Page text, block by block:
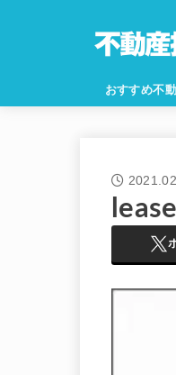
おすすめ不